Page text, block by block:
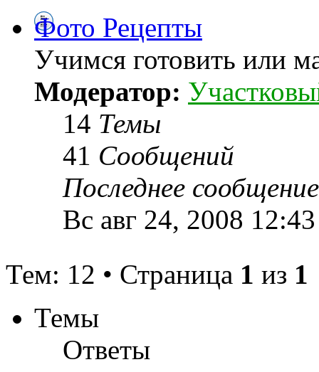
Фото Рецепты
Учимся готовить или
Модератор:
14 Темы
41 Сообщений
Последнее сообщение
Вс авг 24, 2008
Тем: 12 • Страница 1 из 1
Темы
Ответы